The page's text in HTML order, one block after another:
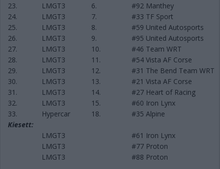
23.
LMGT3 6.
#92 Manthey
24.
LMGT3 7.
#33 TF Sport
25.
LMGT3 8.
#59 United Autosports
26.
LMGT3 9.
#95 United Autosports
27.
LMGT3 10.
#46 Team WRT
28.
LMGT3 11.
#54 Vista AF Corse
29.
LMGT3 12.
#31 The Bend Team WRT
30.
LMGT3 13.
#21 Vista AF Corse
31.
LMGT3 14.
#27 Heart of Racing
32.
LMGT3 15.
#60 Iron Lynx
33.
Hypercar 18.
#35 Alpine
Kiesett:
LMGT3
#61 Iron Lynx
LMGT3
#77 Proton
LMGT3
#88 Proton